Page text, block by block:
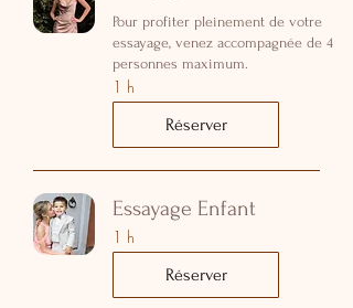
Pour profiter pleinement de votre
essayage, venez accompagnée de 4
personnes maximum.
1 h
Réserver
Essayage Enfant
1 h
Réserver